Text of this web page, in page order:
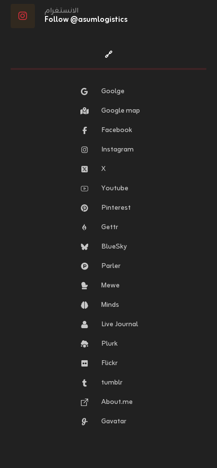
الانستغرام
Follow @asumlogistics
🔗
Goolge
Google map
Facebook
Instagram
X
Youtube
Pinterest
Gettr
BlueSky
Parler
Mewe
Minds
Live Journal
Plurk
Flickr
tumblr
About.me
Gavatar